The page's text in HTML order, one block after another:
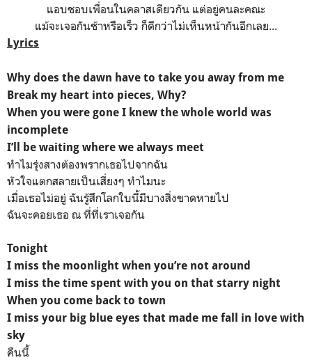
แอบชอบเพื่อนในคลาสเดียวกัน แต่อยู่คนละคณะ
แม้จะเจอกันช้าหรือเร็ว ก็ดีกว่าไม่เห็นหน้ากันอีกเลย...
Lyrics
Why does the dawn have to take you away from me
Break my heart into pieces, Why?
When you were gone I knew the whole world was
incomplete
I’ll be waiting where we always meet
ทำไมรุ่งสางต้องพรากเธอไปจากฉัน
หัวใจแตกสลายเป็นเสี่ยงๆ ทำไมนะ
เมื่อเธอไม่อยู่ ฉันรู้สึกโลกใบนี้มีบางสิ่งขาดหายไป
ฉันจะคอยเธอ ณ ที่ที่เราเจอกัน
Tonight
I miss the moonlight when you’re not around
I miss the time spent with you on that starry night
When you come back to town
I miss your big blue eyes that made me fall in love with
sky
คืนนี้